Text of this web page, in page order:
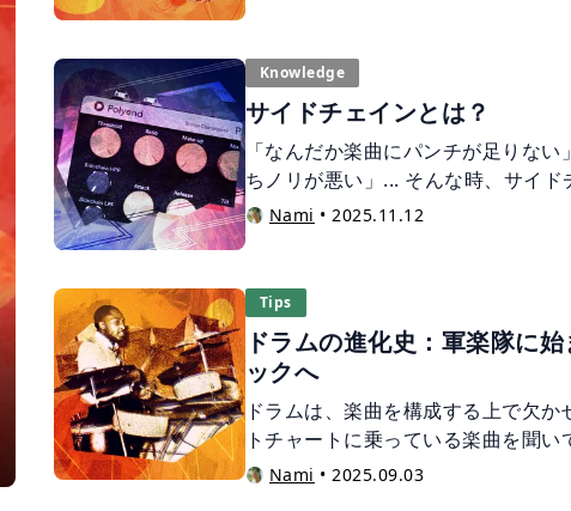
Knowledge
サイドチェインとは？
「なんだか楽曲にパンチが足りな
ちノリが悪い」... そんな時、サイド
みを解決してくれるかもしれません
欠かせないテクニックとなっていま
てみてください。
Nami •2025.11.12
Tips
ドラムの進化史：軍楽隊に
ックへ
ドラムは、楽曲を構成する上で欠か
トチャートに乗っている楽曲を聞い
曲にドラムが入っていることが分か
Nami •2025.09.03